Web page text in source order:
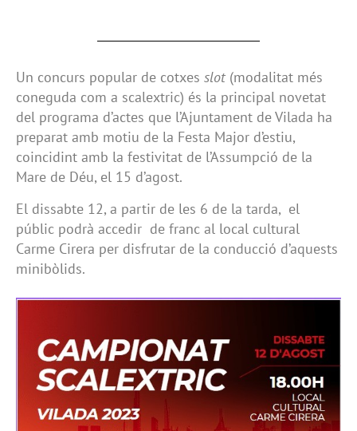
Un concurs popular de cotxes slot(modalitat més
coneguda com a scalextric) és la principal novetat
del programa d’actes que l’Ajuntament de Vilada ha
preparat amb motiu de la Festa Major d’estiu,
coincidint amb la festivitat de l’Assumpció de la
Mare de Déu, el 15 d’agost.
El dissabte 12, a partir de les 6 de la tarda, el
públic podrà accedir de franc al local cultural
Carme Cirera per disfrutar de la conducció d’aquests
minibòlids.